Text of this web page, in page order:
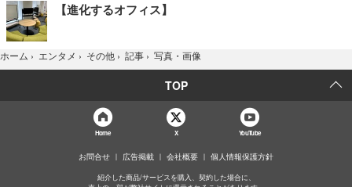
【進化するオフィス】
ホーム › エンタメ › その他 › 記事 › 写真・画像
TOP
Home X YouTube
お問合せ 広告掲載 会社概要 個人情報保護方針
紹介した商品/サービスを購入、契約した場合に、